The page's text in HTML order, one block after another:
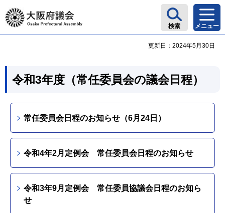
大阪府議会
検索 メニュー
更新日：2024年5月30日
令和3年度（常任委員会の議会日程）
常任委員会日程のお知らせ（6月24日）
令和4年2月定例会 常任委員会日程のお知らせ
令和3年9月定例会 常任委員協議会日程のお知ら
せ